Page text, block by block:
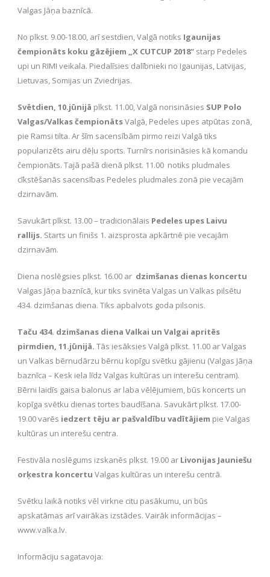
Valgas Jāņa baznīcā.
No plkst. 9.00-18.00, arī sestdien, Valgā notiks Igaunijas
čempionāts koku gāzējiem „X CUTCUP 2018“ starp Pedeles
upi un RIMI veikala. Piedalīsies dalībnieki no Igaunijas, Latvijas,
Lietuvas, Somijas un Zviedrijas.
Svētdien, 10.jūnijā plkst. 11.00, Valgā norisināsies SUP Polo
Valgas/Valkas čempionātsValgā, Pedeles upes atpūtas zonā,
pie Ramsi tilta. Ar šīm sacensībām pirmo reizi Valgā tiks
popularizēts airu dēļu sports. Turnīrs norisināsies kā komandu
čempionāts. Tajā pašā dienā plkst. 11.00 notiks pludmales
cīkstēšanās sacensības Pedeles pludmales zonā pie vecajām
dzirnavām.
Savukārt plkst. 13.00 – tradicionālais Pedeles upes Laivu
rallijs. Starts un finišs 1. aizsprosta apkārtnē pie vecajām
dzirnavām.
Diena noslēgsies plkst. 16.00 ar dzimšanas dienas koncertu
Valgas Jāņa baznīcā, kur tiks svinēta Valgas un Valkas pilsētu
434. dzimšanas diena. Tiks apbalvots goda pilsonis.
Taču 434. dzimšanas diena Valkai un Valgai apritēs
pirmdien, 11.jūnijā. Tās iesāksies Valgā plkst. 11.00 ar Valgas
un Valkas bērnudārzu bērnu kopīgu svētku gājienu (Valgas Jāņa
baznīca – Kesk iela līdz Valgas kultūras un interešu centram).
Bērni laidīs gaisa balonus ar laba vēlējumiem, būs koncerts un
kopīga svētku dienas tortes baudīšana. Savukārt plkst. 17.00-
19.00 varēs iedzert tēju ar pašvaldību vadītājiem pie Valgas
kultūras un interešu centra.
Festivāla noslēgums izskanēs plkst. 19.00 ar Livonijas Jauniešu
orķestra koncertu Valgas kultūras un interešu centrā.
Svētku laikā notiks vēl virkne citu pasākumu, un būs
apskatāmas arī vairākas izstādes. Vairāk informācijas –
www.valka.lv.
Informāciju sagatavoja: